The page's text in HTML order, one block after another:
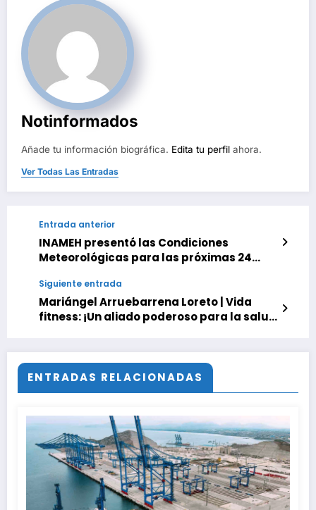
Notinformados
Añade tu información biográfica. Edita tu perfil ahora.
Ver Todas Las Entradas
Entrada anterior
INAMEH presentó las Condiciones
Meteorológicas para las próximas 24
Siguiente entrada
Mariángel Arruebarrena Loreto | Vida
fitness: ¡Un aliado poderoso para la salud
ENTRADAS RELACIONADAS